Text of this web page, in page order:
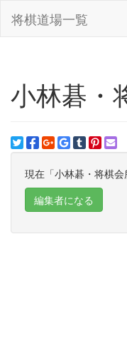
将棋道場一覧
小林碁・
現在「小林碁・将棋会
編集者になる